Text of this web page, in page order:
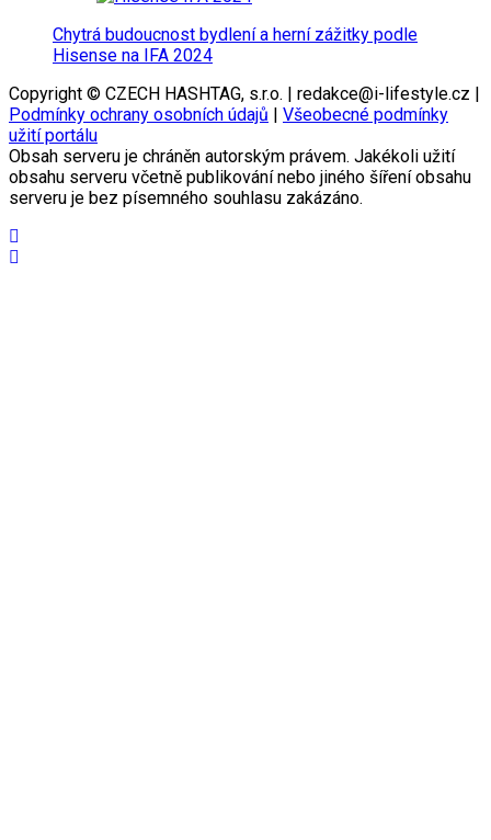
Chytrá budoucnost bydlení a herní zážitky podle
Hisense na IFA 2024
Copyright © CZECH HASHTAG, s.r.o. | redakce@i-lifestyle.cz |
Podmínky ochrany osobních údajů
Všeobecné podmínky
užití portálu
Obsah serveru je chráněn autorským právem. Jakékoli užití
obsahu serveru včetně publikování nebo jiného šíření obsahu
serveru je bez písemného souhlasu zakázáno.